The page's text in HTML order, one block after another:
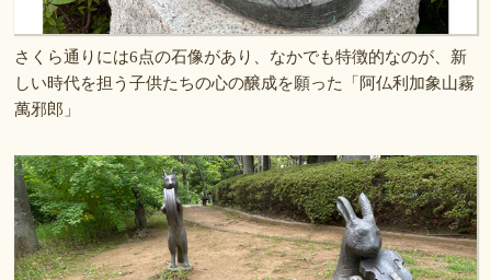
さくら通りには6点の石像があり、なかでも特徴的なのが、新
しい時代を担う子供たちの心の醸成を願った「阿仏利加象山霧
萬邪郎」